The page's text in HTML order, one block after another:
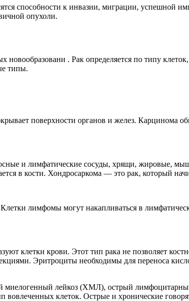
способности к инвазии, миграции, успешной
опухоли.
новообразовани . Рак определяется по типу
типы.
поверхности органов и желез. Карцинома
и лимфатические сосуды, хрящи, жировые,
в кости. Хондросаркома –– это рак, который
лимфомы могут накапливаться в
клетки крови. Этот тип рака не позволяет
Эритроциты необходимы для переноса
миелогенный лейкоз (ХМЛ), острый
клеток. Острые и хронические